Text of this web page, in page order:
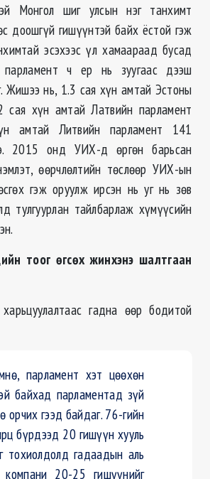
Монгол шиг улсын нэг танхимт
доошгүй гишүүнтэй байх ёстой гэж
эсэхээс үл хамаараад бусад
ч ер нь зуугаас дээш
Жишээ нь, 1.3 сая хүн амтай Эстоны
сая хүн амтай Латвийн парламент
амтай Литвийн парламент 141
2015 онд УИХ-д өргөн барьсан
өөрчлөлтийн төслөөр УИХ-ын
гэж оруулж ирсэн нь уг нь зөв
тулгуурлан тайлбарлаж хүмүүсийн
тоог өгсөх жинхэнэ шалтгаан
гадна өөр бодитой
парламент хэт цөөхөн
байхад парламентад зүй
орчих гээд байдаг. 76-гийн
бүрдээд 20 гишүүн хууль
тохиолдолд гадаадын аль
компани 20-25 гишүүнийг